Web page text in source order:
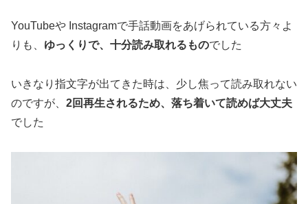
YouTubeや Instagramで手話動画をあげられている方々よ
りも、 ゆっくりで、十分読み取れるものでした
いきなり指文字が出てきた時は、少し焦って読み取れない
のですが、 2回再生されるため、落ち着いて読めば大丈夫
でした